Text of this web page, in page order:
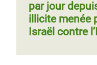
par jour
illicite menée
Israël contre